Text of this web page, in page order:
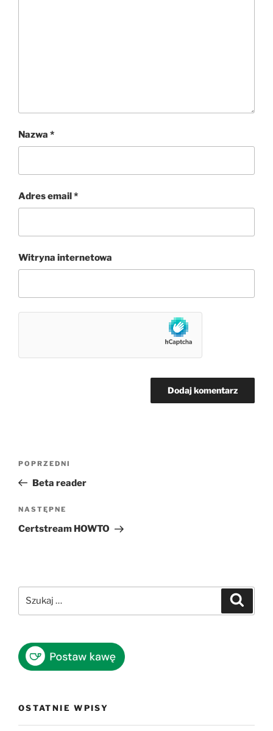
Nazwa *
Adres email*
Witryna internetowa
Poprzedni
wpis
POPRZEDNI
Beta reader
Następny
wpis
NASTĘPNE
Certstream HOWTO
OSTATNIE WPISY